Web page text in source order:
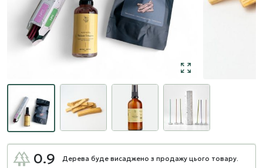
0.9 Дерева буде висаджено з продажу цього товару.